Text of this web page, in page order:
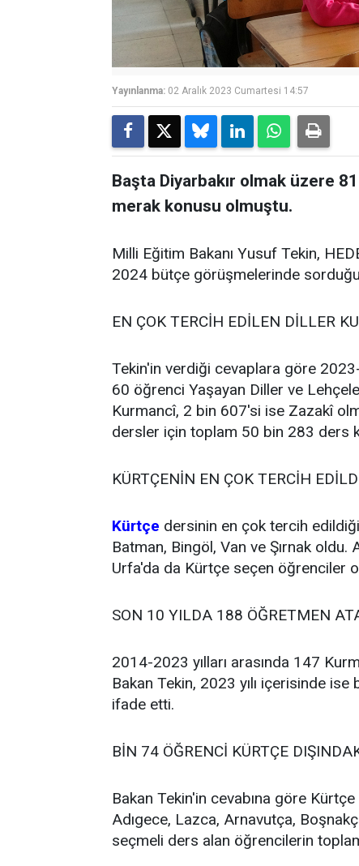
Yayınlanma: 02 Aralık 2023 Cumartesi 14:57
Başta Diyarbakır olmak üzere
merak konusu olmuştu.
Milli Eğitim Bakanı Yusuf Tekin,
2024 bütçe görüşmelerinde sorduğu
EN ÇOK TERCİH EDİLEN DİLLER
Tekin'in verdiği cevaplara göre
60 öğrenci Yaşayan Diller ve
Kurmancî, 2 bin 607'si ise Zazakî
dersler için toplam 50 bin 283 ders
KÜRTÇENİN EN ÇOK TERCİH
Kürtçe dersinin en çok tercih
Batman, Bingöl, Van ve Şırnak oldu.
Urfa'da da Kürtçe seçen öğrenciler
SON 10 YILDA 188 ÖĞRETMEN
2014-2023 yılları arasında 147
Bakan Tekin, 2023 yılı içerisinde
ifade etti.
BİN 74 ÖĞRENCİ KÜRTÇE
Bakan Tekin'in cevabına göre
Adıgece, Lazca, Arnavutça,
seçmeli ders alan öğrencilerin